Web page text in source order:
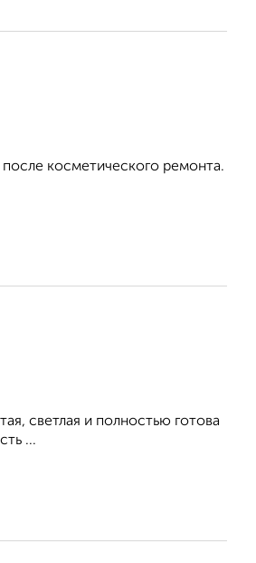
косметического ремонта.
светлая и полностью готова
...